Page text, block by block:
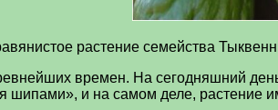
растение семейства
времен. На сегодняшний
шипами», и на самом деле, растение